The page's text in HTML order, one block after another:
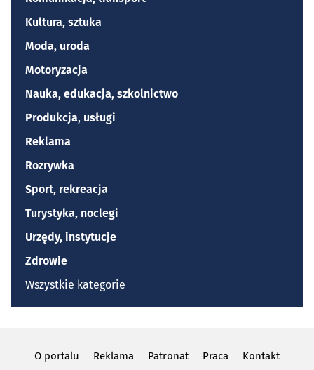
Kultura, sztuka
Moda, uroda
Motoryzacja
Nauka, edukacja, szkolnictwo
Produkcja, usługi
Reklama
Rozrywka
Sport, rekreacja
Turystyka, noclegi
Urzędy, instytucje
Zdrowie
Wszystkie kategorie
O portalu Reklama Patronat Praca Kontakt